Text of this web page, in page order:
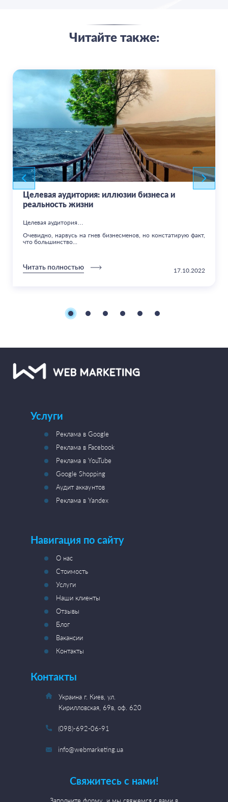
Читайте также:
Целевая аудитория: иллюзии бизнеса и
реальность жизни
Целевая аудитория…
Очевидно, нарвусь на гнев бизнесменов, но констатирую факт,
что большинство...
Читать полностью 17.10.2022
Услуги
Реклама в Google
Реклама в Facebook
Реклама в YouTube
Google Shopping
Аудит аккаунтов
Реклама в Yandex
Навигация по сайту
О нас
Стоимость
Услуги
Наши клиенты
Отзывы
Блог
Вакансии
Контакты
Контакты
Украина г. Киев, ул.
Кирилловская, 69в, оф. 620
(098)-692-06-91
info@webmarketing.ua
Свяжитесь с нами!